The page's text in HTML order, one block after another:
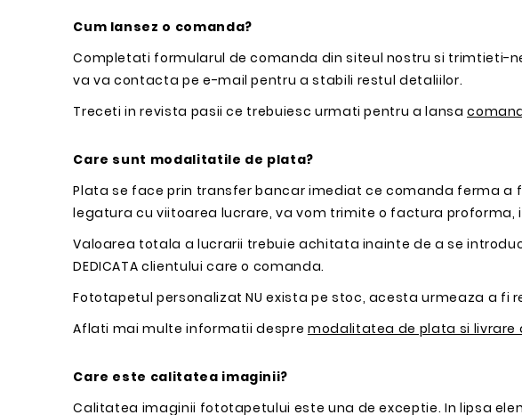
Cum lansez o comanda?
Completati formularul de comanda din siteul nostru si trimtieti-
va va contacta pe e-mail pentru a stabili restul detaliilor.
Treceti in revista pasii ce trebuiesc urmati pentru a lansa
Care sunt modalitatile de plata?
Plata se face prin transfer bancar imediat ce comanda ferma
legatura cu viitoarea lucrare, va vom trimite o factura proforma,
Valoarea totala a lucrarii trebuie achitata inainte de a se
DEDICATA clientului care o comanda.
Fototapetul personalizat NU exista pe stoc, acesta urmeaza a fi
Aflati mai multe informatii despre modalitatea de plata si livrare
Care este calitatea imaginii?
Calitatea imaginii fototapetului este una de exceptie. In lipsa